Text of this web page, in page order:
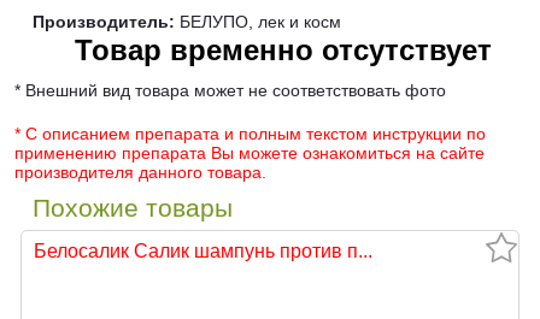
Производитель: БЕЛУПО, лек и косм
Товар временно отсутствует
* Внешний вид товара может не соответствовать фото
* С описанием препарата и полным текстом инструкции по
применению препарата Вы можете ознакомиться на сайте
производителя данного товара.
Похожие товары
Белосалик Салик шампунь против п...